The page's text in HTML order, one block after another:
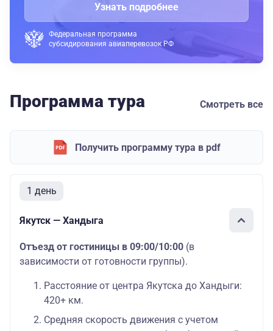
Узнать подробнее
Федеральная программа
субсидирования авиаперевозок РФ
Программа тура Смотреть все
Получить программу тура в pdf
1 день
Якутск — Хандыга
Отъезд от гостиницы в 09:00/10:00 (в
зависимости от готовности группы).
Расстояние от центра Якутска до Хандыги:
420+ км.
Средняя скорость движения с учетом